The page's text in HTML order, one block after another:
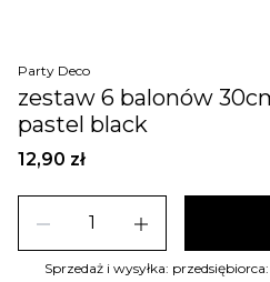
Party Deco
zestaw 6 balonów
pastel black
12,90 zł
remove add
Sprzedaż i wysyłka: przedsiębiorca: